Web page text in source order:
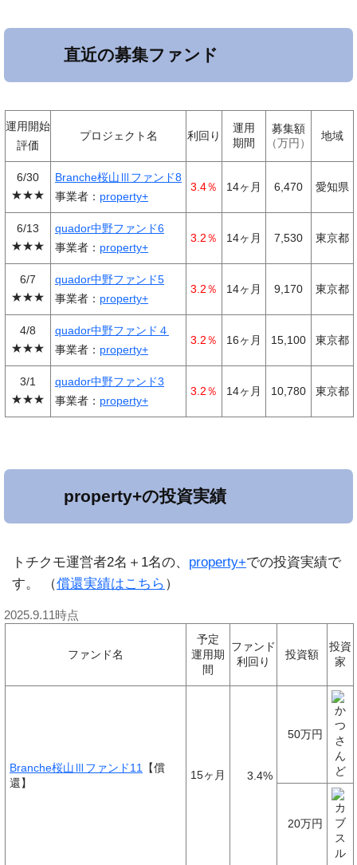
直近の募集ファンド
運用開始
評価
プロジェクト名 利回り
運用
期間
募集額
万円
地域
6/30
★★★
Branche桜山Ⅲファンド8
事業者： property+
3.4％ 14ヶ月 6,470 愛知県
6/13
★★★
quador中野ファンド6
事業者： property+
3.2％ 14ヶ月 7,530 東京都
6/7
★★★
quador中野ファンド5
事業者： property+
3.2％ 14ヶ月 9,170 東京都
4/8
★★★
quador中野ファンド４
事業者： property+
3.2％ 16ヶ月 15,100 東京都
3/1
★★★
quador中野ファンド3
事業者： property+
3.2％ 14ヶ月 10,780 東京都
property+の投資実績
トチクモ運営者2名＋1名の、 property+での投資実績で
す。 （償還実績はこちら ）
2025.9.11時点
ファンド名
予定
運用期
間
ファンド
利回り
投資額
投資
家
Branche桜山Ⅲファンド11
【償
還】
15ヶ月 3.4%
50万円
20万円